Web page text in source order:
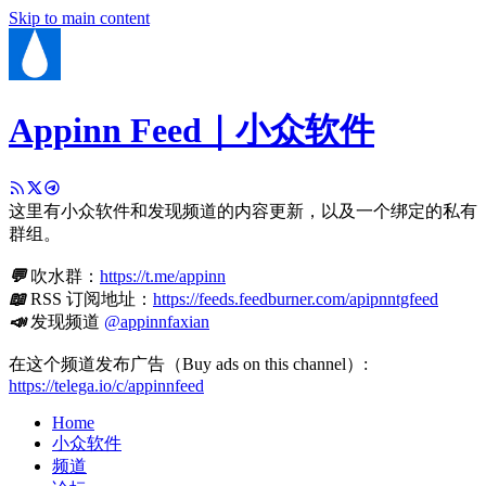
Skip to main content
Appinn Feed｜小众软件
这里有小众软件和发现频道的内容更新，以及一个绑定的私有
群组。
💬吹水群： https://t.me/appinn
📖RSS 订阅地址： https://feeds.feedburner.com/apipnntgfeed
📣发现频道 @appinnfaxian
在这个频道发布广告（Buy ads on this channel）:
https://telega.io/c/appinnfeed
Home
小众软件
频道